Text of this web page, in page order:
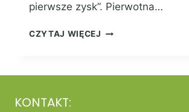
pierwsze zysk”. Pierwotna…
CZYTAJ WIĘCEJ
KONTAKT: